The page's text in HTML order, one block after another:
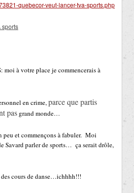
quebecor-veut-lancer-tva-sports.php
sports
moi à votre place je commencerais à
en crime,parce que partis
pas grand monde…
peu et commençons à fabuler. Moi
Savard parler de sports… ça serait drôle,
cours de danse…ichhhh!!!